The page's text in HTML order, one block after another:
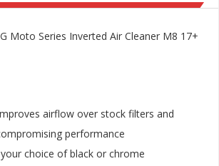
Moto Series Inverted Air Cleaner M8 17+
airflow over stock filters and
performance
choice of black or chrome